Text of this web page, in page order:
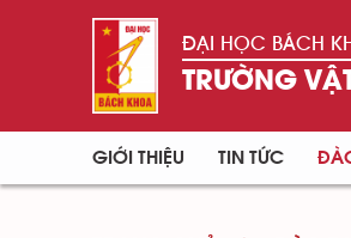
ĐẠI HỌC BÁCH
TRƯỜNG
GIỚI THIỆU TIN TỨC